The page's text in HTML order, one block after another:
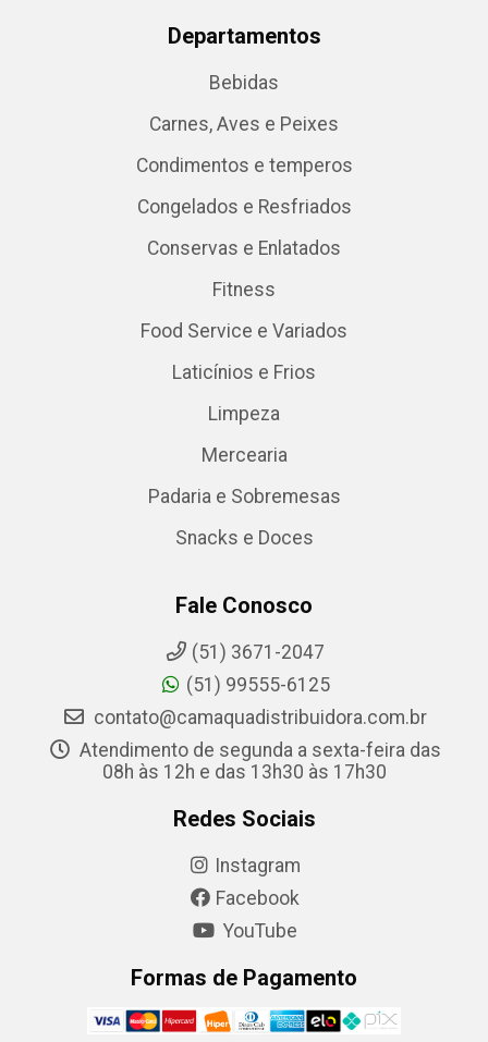
Departamentos
Bebidas
Carnes, Aves e Peixes
Condimentos e temperos
Congelados e Resfriados
Conservas e Enlatados
Fitness
Food Service e Variados
Laticínios e Frios
Limpeza
Mercearia
Padaria e Sobremesas
Snacks e Doces
Fale Conosco
(51) 3671-2047
(51) 99555-6125
contato@camaquadistribuidora.com.br
Atendimento de segunda a sexta-feira das
08h às 12h e das 13h30 às 17h30
Redes Sociais
Instagram
Facebook
YouTube
Formas de Pagamento